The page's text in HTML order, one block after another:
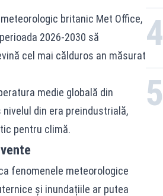
britanic Met Office,
2026-2030 să
cel mai călduros an măsurat
medie globală din
din era preindustrială,
pentru climă.
fenomenele meteorologice
și inundațiile ar putea
4
5